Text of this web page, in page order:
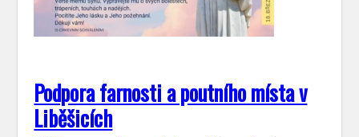
Podpora farnosti a poutního místa v
Liběšicích